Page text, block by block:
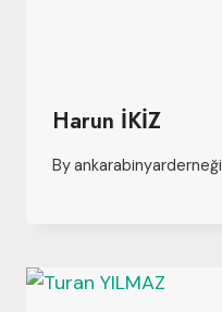
Harun İKİZ
Byankarabinyarderneği